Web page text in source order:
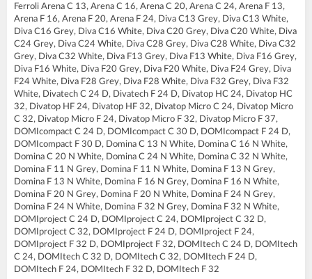
FERROLI DIVAtop ST C32
FERROLI DIVAtop ST F24
FERROLI DIVAtop ST F32
FERROLI BLUEHELIX PRO 32 C
FERROLI BLUEHELIX TECH 18A-E
FERROLI BLUEHELIX TECH 25 A
FERROLI BLUEHELIX TECH 25A-E
FERROLI BLUEHELIX TECH 25C
FERROLI BLUEHELIX TECH 35 A
FERROLI BLUEHELIX TECH 35A-E
FERROLI BLUEHELIX TECH 35C
FERROLI DIVA C13
FERROLI DIVA C16
FERROLI DIVA C20
FERROLI DIVA C24
FERROLI DIVA C28
FERROLI DIVA C32
FERROLI DIVA F13
FERROLI DIVA F16
FERROLI DIVA F20
FERROLI DIVA F24
FERROLI DIVA F28
FERROLI DIVA F32
FERROLI DIVA F37
FERROLI DIVA HC24
Ferroli Arena C 13, Arena C 16, Arena C 20, Arena C 24, Arena F 13,
Arena F 16, Arena F 20, Arena F 24, Diva C13 Grey, Diva C13 White,
Diva C16 Grey, Diva C16 White, Diva C20 Grey, Diva C20 White, Diva
C24 Grey, Diva C24 White, Diva C28 Grey, Diva C28 White, Diva C32
Grey, Diva C32 White, Diva F13 Grey, Diva F13 White, Diva F16 Grey,
Diva F16 White, Diva F20 Grey, Diva F20 White, Diva F24 Grey, Diva
F24 White, Diva F28 Grey, Diva F28 White, Diva F32 Grey, Diva F32
White, Divatech C 24 D, Divatech F 24 D, Divatop HC 24, Divatop HC
32, Divatop HF 24, Divatop HF 32, Divatop Micro C 24, Divatop Micro
C 32, Divatop Micro F 24, Divatop Micro F 32, Divatop Micro F 37,
DOMIcompact C 24 D, DOMIcompact C 30 D, DOMIcompact F 24 D,
DOMIcompact F 30 D, Domina C 13 N White, Domina C 16 N White,
Domina C 20 N White, Domina C 24 N White, Domina C 32 N White,
Domina F 11 N Grey, Domina F 11 N White, Domina F 13 N Grey,
Domina F 13 N White, Domina F 16 N Grey, Domina F 16 N White,
Domina F 20 N Grey, Domina F 20 N White, Domina F 24 N Grey,
Domina F 24 N White, Domina F 32 N Grey, Domina F 32 N White,
DOMIproject C 24 D, DOMIproject C 24, DOMIproject C 32 D,
DOMIproject C 32, DOMIproject F 24 D, DOMIproject F 24,
DOMIproject F 32 D, DOMIproject F 32, DOMItech C 24 D, DOMItech
C 24, DOMItech C 32 D, DOMItech C 32, DOMItech F 24 D,
DOMItech F 24, DOMItech F 32 D, DOMItech F 32